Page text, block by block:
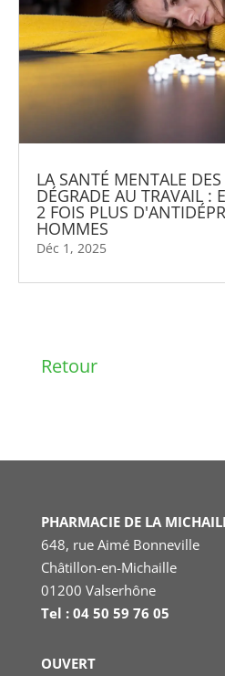
LA SANTÉ MENTALE
DÉGRADE AU TRAVAIL :
2 FOIS PLUS
HOMMES
Déc 1, 2025
Retour
PHARMACIE DE LA
648, rue Aimé Bonneville
Châtillon-en-Michaille
01200 Valserhône
Tel : 04 50 59 76 05
OUVERT